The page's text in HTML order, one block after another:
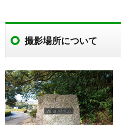
撮影場所について